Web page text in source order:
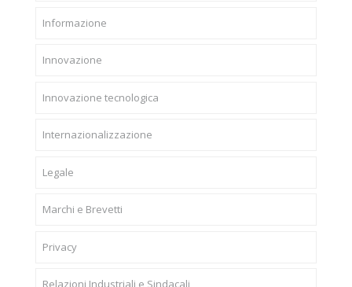
Informazione
Innovazione
Innovazione tecnologica
Internazionalizzazione
Legale
Marchi e Brevetti
Privacy